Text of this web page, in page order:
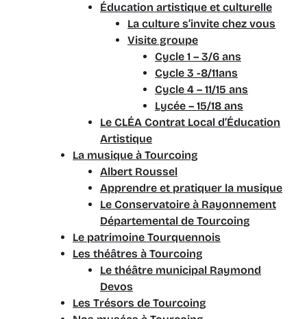
Éducation artistique et culturelle
La culture s’invite chez vous
Visite groupe
Cycle 1 – 3/6 ans
Cycle 3 -8/11ans
Cycle 4 – 11/15 ans
Lycée – 15/18 ans
Le CLÉA Contrat Local d’Éducation
Artistique
La musique à Tourcoing
Albert Roussel
Apprendre et pratiquer la musique
Le Conservatoire à Rayonnement
Départemental de Tourcoing
Le patrimoine Tourquennois
Les théâtres à Tourcoing
Le théâtre municipal Raymond
Devos
Les Trésors de Tourcoing